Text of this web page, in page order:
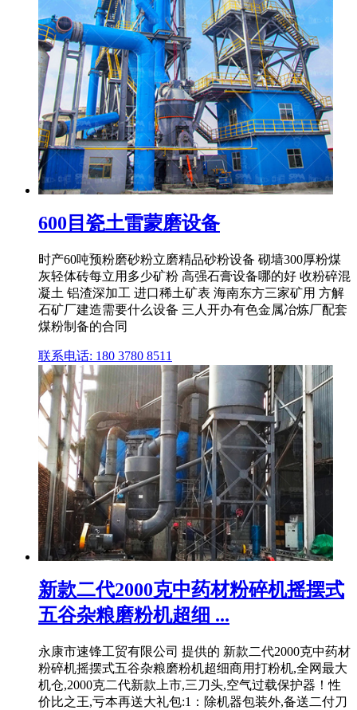
600目瓷土雷蒙磨设备
时产60吨预粉磨砂粉立磨精品砂粉设备 砌墙300厚粉煤
灰轻体砖每立用多少矿粉 高强石膏设备哪的好 收粉碎混
凝土 铝渣深加工 进口稀土矿表 海南东方三家矿用 方解
石矿厂建造需要什么设备 三人开办有色金属冶炼厂配套
煤粉制备的合同
联系电话: 180 3780 8511
新款二代2000克中药材粉碎机摇摆式
五谷杂粮磨粉机超细 ...
永康市速锋工贸有限公司 提供的 新款二代2000克中药材
粉碎机摇摆式五谷杂粮磨粉机超细商用打粉机,全网最大
机仓,2000克二代新款上市,三刀头,空气过载保护器！性
价比之王,亏本再送大礼包:1：除机器包装外,备送二付刀